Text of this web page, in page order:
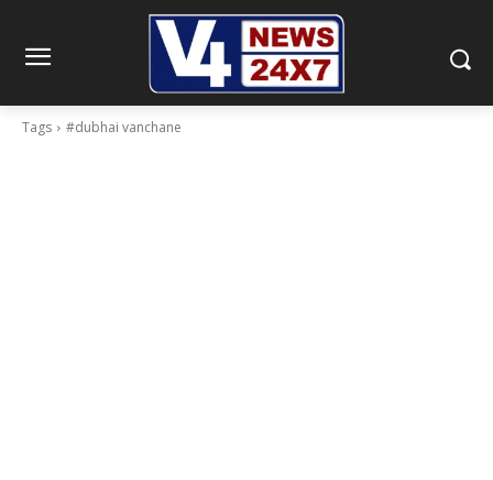
Tags #dubhai vanchane